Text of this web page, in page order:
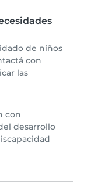
de niños
con
las
con
desarrollo